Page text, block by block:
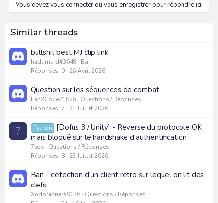
Vous devez vous connecter ou vous enregistrer pour répondre ici.
Similar threads
bullshit best MJ clip link
hadamard#3648
Bar
Réponses 0 26 Avril 2026
Question sur les séquences de combat
Fan2Code#1826
Questions / Réponses
Réponses 7 21 Juillet 2026
7 Python
[Dofus 3 / Unity] - Reverse du protocole OK
mais bloqué sur le handshake d'authentification
7eox
Questions / Réponses
Réponses 8 23 Juillet 2026
Ban - detection d'un client retro sur lequel on lit des
clefs
XodoSigner#9036
Questions / Réponses